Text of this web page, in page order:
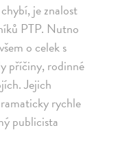
je znalost
PTP. Nutno
o celek s
příčiny, rodinné
Jejich
rychle
publicista